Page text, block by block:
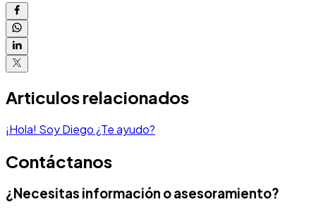
Articulos relacionados
¡Hola! Soy Diego ¿Te ayudo?
Contáctanos
¿Necesitas información o asesoramiento?